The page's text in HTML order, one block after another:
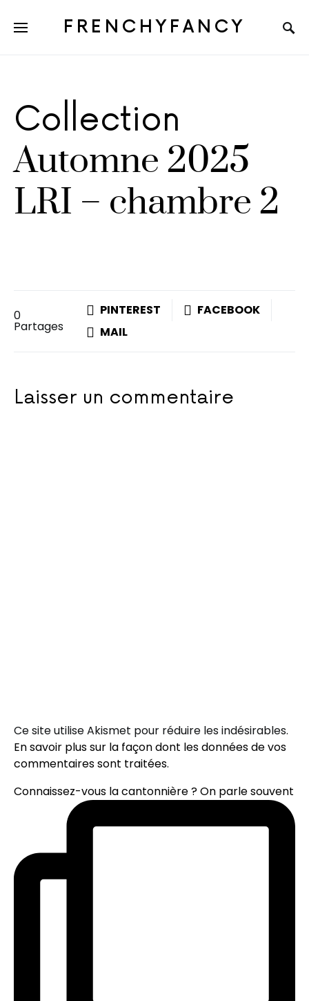
FRENCHYFANCY
Collection
Automne 2025
LRI – chambre 2
0
Partages
PINTEREST
FACEBOOK
MAIL
Laisser un commentaire
Ce site utilise Akismet pour réduire les indésirables.
En savoir plus sur la façon dont les données de vos
commentaires sont traitées.
Connaissez-vous la cantonnière ? On parle souvent